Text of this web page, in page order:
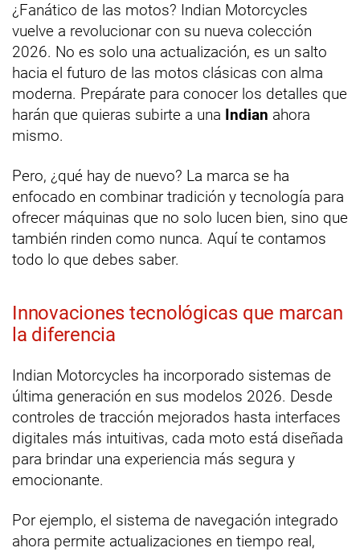
¿Fanático de las motos? Indian Motorcycles
vuelve a revolucionar con su nueva colección
2026. No es solo una actualización, es un salto
hacia el futuro de las motos clásicas con alma
moderna. Prepárate para conocer los detalles que
harán que quieras subirte a una Indian ahora
mismo.
Pero, ¿qué hay de nuevo? La marca se ha
enfocado en combinar tradición y tecnología para
ofrecer máquinas que no solo lucen bien, sino que
también rinden como nunca. Aquí te contamos
todo lo que debes saber.
Innovaciones tecnológicas que marcan
la diferencia
Indian Motorcycles ha incorporado sistemas de
última generación en sus modelos 2026. Desde
controles de tracción mejorados hasta interfaces
digitales más intuitivas, cada moto está diseñada
para brindar una experiencia más segura y
emocionante.
Por ejemplo, el sistema de navegación integrado
ahora permite actualizaciones en tiempo real,